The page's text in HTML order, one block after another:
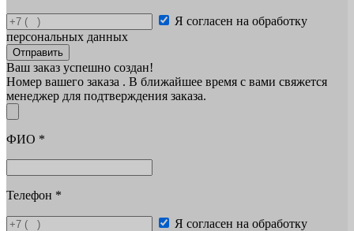
Я согласен на обработку
персональных данных
Отправить
Ваш заказ успешно создан!
Номер вашего заказа . В ближайшее время с вами свяжется
менеджер для подтверждения заказа.
ФИО *
Телефон *
Я согласен на обработку